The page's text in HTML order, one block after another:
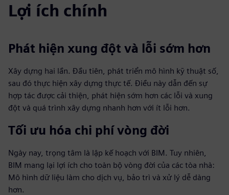
Lợi ích chính
Phát hiện xung đột và lỗi sớm hơn
Xây dựng hai lần. Đầu tiên, phát triển mô hình kỹ thuật số,
sau đó thực hiện xây dựng thực tế. Điều này dẫn đến sự
hợp tác được cải thiện, phát hiện sớm hơn các lỗi và xung
đột và quá trình xây dựng nhanh hơn với ít lỗi hơn.
Tối ưu hóa chi phí vòng đời
Ngày nay, trọng tâm là lập kế hoạch với BIM. Tuy nhiên,
BIM mang lại lợi ích cho toàn bộ vòng đời của các tòa nhà:
Mô hình dữ liệu làm cho dịch vụ, bảo trì và xử lý dễ dàng
hơn.